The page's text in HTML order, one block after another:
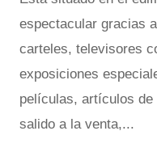
espectacular gracias
carteles, televisores
exposiciones
películas, artículos de
salido a la venta,...